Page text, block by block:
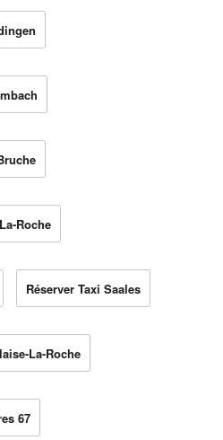
Roche
Réserver Taxi Saales
La-Roche
67